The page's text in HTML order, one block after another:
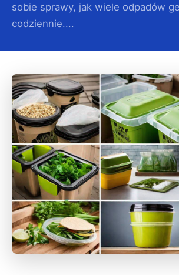
sobie sprawy, jak wiele odpadów
codziennie....